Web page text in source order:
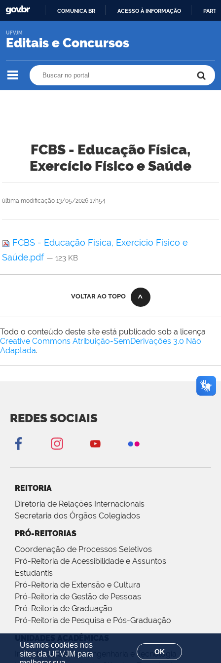
Usamos cookies nos
sites da UFVJM para
OK
O
COMUNICA BR ACESSO À INFORMAÇÃO
Editais e Concursos
UFVJM
FCBS - Educação Física,
Exercício Físico e Saúde
última modificação 13/05/2026 17h54
FCBS - Educação Física, Exercício Físico e
Saúde.pdf — 123 KB
VOLTAR AO TOPO
Todo o conteúdo deste site está publicado sob a licença
Creative Commons Atribuição-SemDerivações 3.0 Não
Adaptada.
REDES SOCIAIS
REITORIA
Diretoria de Relações Internacionais
Secretaria dos Órgãos Colegiados
PRÓ-REITORIAS
Coordenação de Processos Seletivos
Pró-Reitoria de Acessibilidade e Assuntos
Estudantis
Pró-Reitoria de Extensão e Cultura
Pró-Reitoria de Gestão de Pessoas
Pró-Reitoria de Graduação
Pró-Reitoria de Pesquisa e Pós-Graduação
Instituto de Ciência, Engenharia e Tecnologia